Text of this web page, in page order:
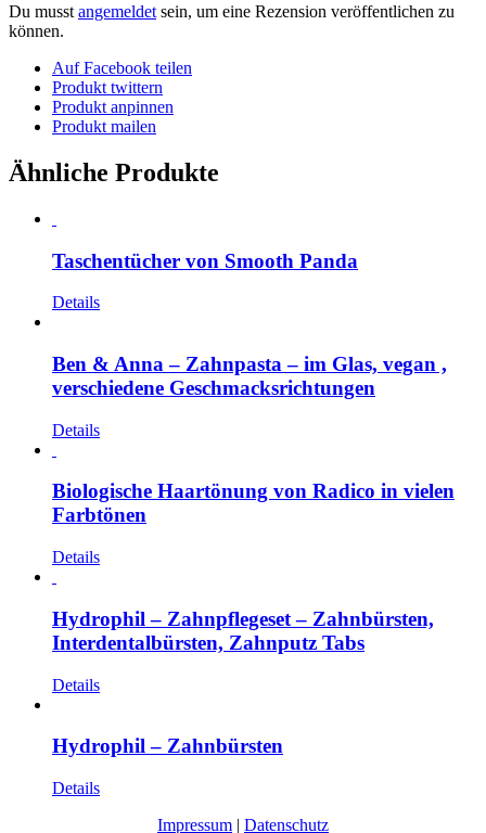
Du musst angemeldet sein, um eine Rezension veröffentlichen zu
können.
Auf Facebook teilen
Produkt twittern
Produkt anpinnen
Produkt mailen
Ähnliche Produkte
Taschentücher von Smooth Panda
Details
Ben & Anna – Zahnpasta – im Glas, vegan ,
verschiedene Geschmacksrichtungen
Details
Biologische Haartönung von Radico in vielen
Farbtönen
Details
Hydrophil – Zahnpflegeset – Zahnbürsten,
Interdentalbürsten, Zahnputz Tabs
Details
Hydrophil – Zahnbürsten
Details
Impressum | Datenschutz